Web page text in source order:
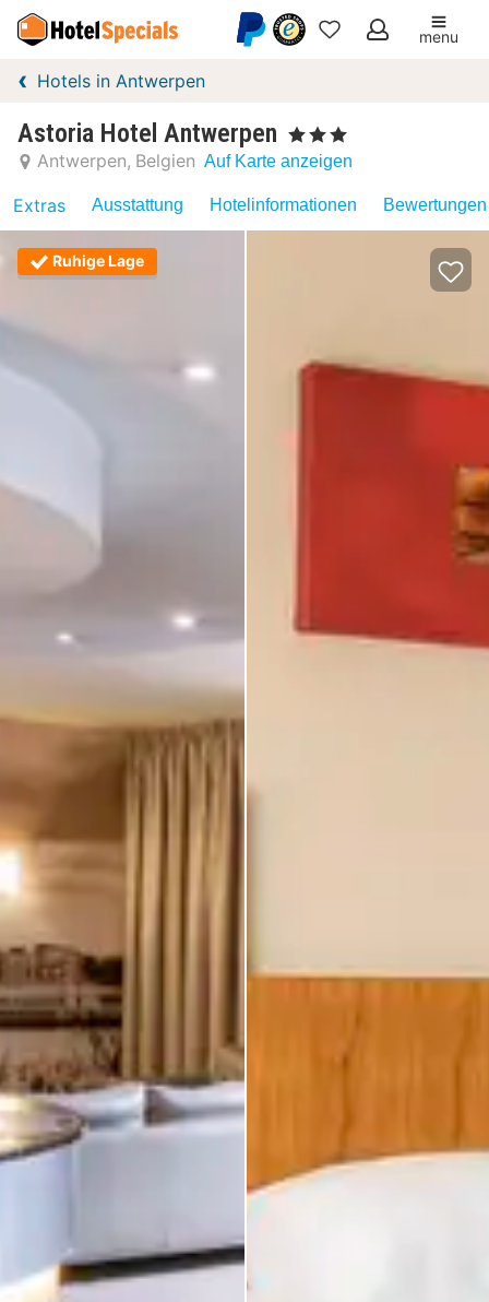
Meine
menu
Hotels in Antwerpen
Astoria Hotel Antwerpen , 3 Sterne
Antwerpen Belgien Auf Karte anzeigen
Extras Ausstattung Hotelinformationen
Ruhige Lage